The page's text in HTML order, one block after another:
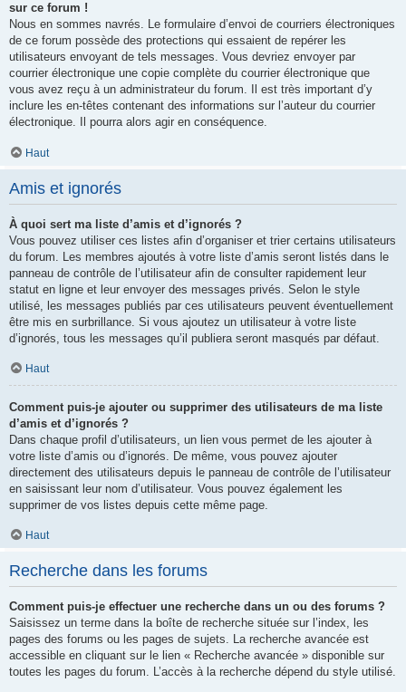
sur ce forum !
Nous en sommes navrés. Le formulaire d’envoi de courriers électroniques
de ce forum possède des protections qui essaient de repérer les
utilisateurs envoyant de tels messages. Vous devriez envoyer par
courrier électronique une copie complète du courrier électronique que
vous avez reçu à un administrateur du forum. Il est très important d’y
inclure les en-têtes contenant des informations sur l’auteur du courrier
électronique. Il pourra alors agir en conséquence.
Haut
Amis et ignorés
À quoi sert ma liste d’amis et d’ignorés ?
Vous pouvez utiliser ces listes afin d’organiser et trier certains utilisateurs
du forum. Les membres ajoutés à votre liste d’amis seront listés dans le
panneau de contrôle de l’utilisateur afin de consulter rapidement leur
statut en ligne et leur envoyer des messages privés. Selon le style
utilisé, les messages publiés par ces utilisateurs peuvent éventuellement
être mis en surbrillance. Si vous ajoutez un utilisateur à votre liste
d’ignorés, tous les messages qu’il publiera seront masqués par défaut.
Haut
Comment puis-je ajouter ou supprimer des utilisateurs de ma liste
d’amis et d’ignorés ?
Dans chaque profil d’utilisateurs, un lien vous permet de les ajouter à
votre liste d’amis ou d’ignorés. De même, vous pouvez ajouter
directement des utilisateurs depuis le panneau de contrôle de l’utilisateur
en saisissant leur nom d’utilisateur. Vous pouvez également les
supprimer de vos listes depuis cette même page.
Haut
Recherche dans les forums
Comment puis-je effectuer une recherche dans un ou des forums ?
Saisissez un terme dans la boîte de recherche située sur l’index, les
pages des forums ou les pages de sujets. La recherche avancée est
accessible en cliquant sur le lien « Recherche avancée » disponible sur
toutes les pages du forum. L’accès à la recherche dépend du style utilisé.